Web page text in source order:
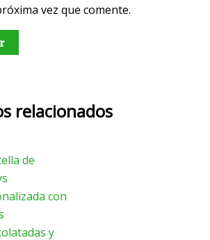
vez que comente.
relacionados